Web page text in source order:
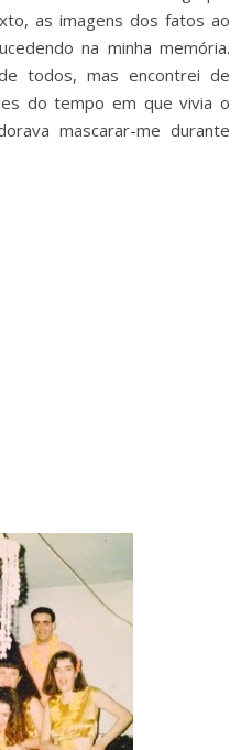
as imagens dos fatos ao
na minha memória.
todos, mas encontrei de
do tempo em que vivia o
mascarar-me durante